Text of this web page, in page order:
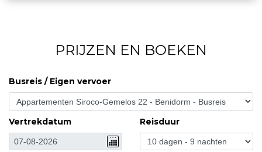
PRIJZEN EN BOEKEN
Busreis / Eigen vervoer
Vertrekdatum Reisduur